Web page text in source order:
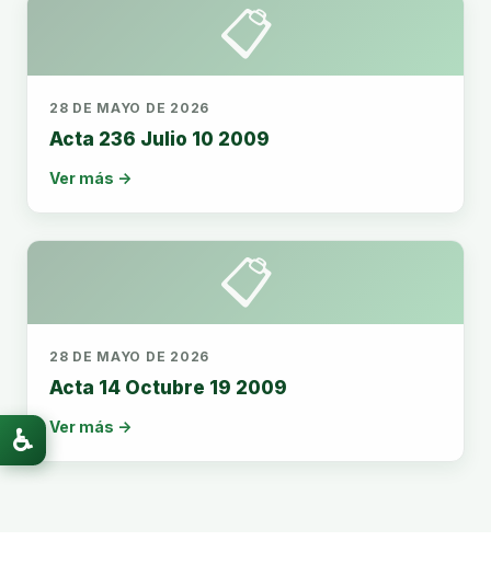
📋
28 DE MAYO DE 2026
Acta 236 Julio 10 2009
Ver más →
📋
28 DE MAYO DE 2026
Acta 14 Octubre 19 2009
Ver más →
♿